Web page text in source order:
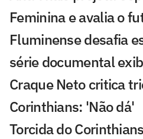
Feminina e avalia o
Fluminense desafia
série documental
Craque Neto critica
Corinthians: 'Não dá'
Torcida do